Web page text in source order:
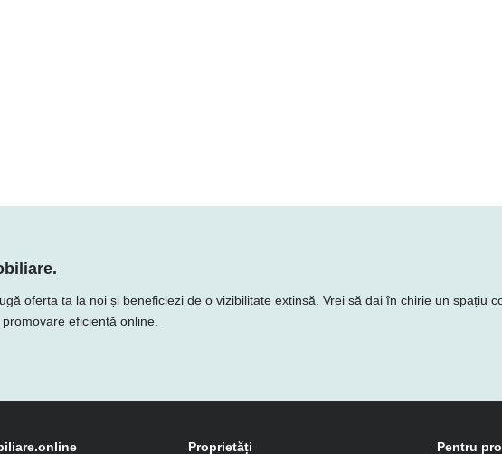
oferta ta la noi și beneficiezi de o vizibilitate extinsă. Vrei să dai în chirie un spațiu
eficientă online.
Proprietăți Pentru